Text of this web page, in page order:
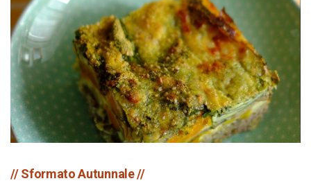
// Sformato Autunnale //